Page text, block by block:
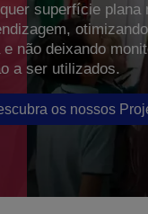
superfície plana
e não deixando
a ser utilizados.
os nossos